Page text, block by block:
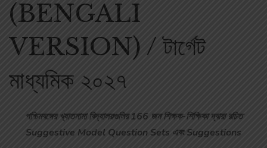
(BENGALI
VERSION) / টার্গেট
মাধ্যমিক ২০২৭
পশ্চিমবঙ্গের খ্যাতনামা বিদ্যালয়গুলির 166 জন শিক্ষক-শিক্ষিকা দ্বারা রচিত
Suggestive Model Question Sets এবং Suggestions